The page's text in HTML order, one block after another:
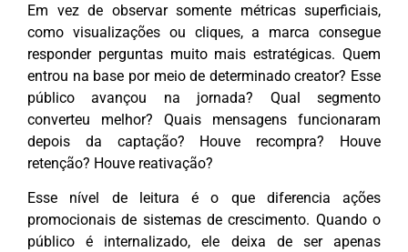
Em vez de observar somente métricas superficiais,
como visualizações ou cliques, a marca consegue
responder perguntas muito mais estratégicas. Quem
entrou na base por meio de determinado creator? Esse
público avançou na jornada? Qual segmento
converteu melhor? Quais mensagens funcionaram
depois da captação? Houve recompra? Houve
retenção? Houve reativação?
Esse nível de leitura é o que diferencia ações
promocionais de sistemas de crescimento. Quando o
público é internalizado, ele deixa de ser apenas